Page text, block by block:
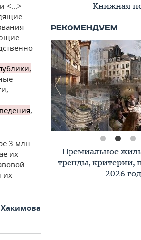
<...>
,
3 млн
их
их
Книжная
Премиальное
тренды, критерии,
2026